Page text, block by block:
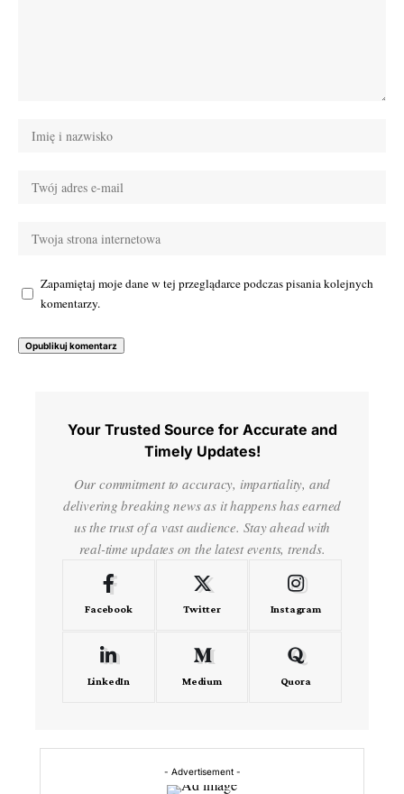
Zapamiętaj moje dane w tej przeglądarce podczas pisania kolejnych
komentarzy.
Your Trusted Source for Accurate and
Timely Updates!
Our commitment to accuracy, impartiality, and
delivering breaking news as it happens has earned
us the trust of a vast audience. Stay ahead with
real-time updates on the latest events, trends.
Facebook Twitter Instagram
LinkedIn Medium Quora
- Advertisement -